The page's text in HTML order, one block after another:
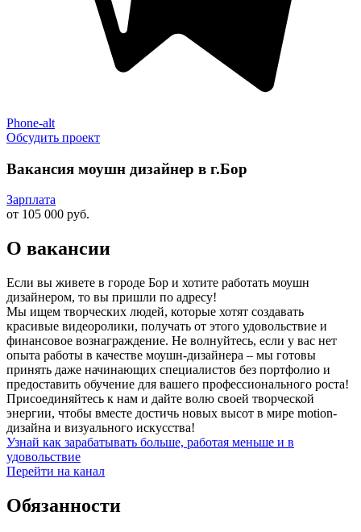
Phone-alt
Обсудить проект
Вакансия моушн дизайнер в г.Бор
Зарплата
от 105 000 руб.
О вакансии
Если вы живете в городе Бор и хотите работать моушн
дизайнером, то вы пришли по адресу!
Мы ищем творческих людей, которые хотят создавать
красивые видеоролики, получать от этого удовольствие и
финансовое вознаграждение. Не волнуйтесь, если у вас нет
опыта работы в качестве моушн-дизайнера – мы готовы
принять даже начинающих специалистов без портфолио и
предоставить обучение для вашего профессионального роста!
Присоединяйтесь к нам и дайте волю своей творческой
энергии, чтобы вместе достичь новых высот в мире motion-
дизайна и визуального искусства!
Узнай как зарабатывать больше, работая меньше и в
удовольствие
Перейти на канал
Обязанности